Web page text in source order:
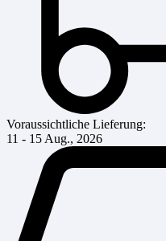
Voraussichtliche Lieferung:
11 - 15 Aug., 2026